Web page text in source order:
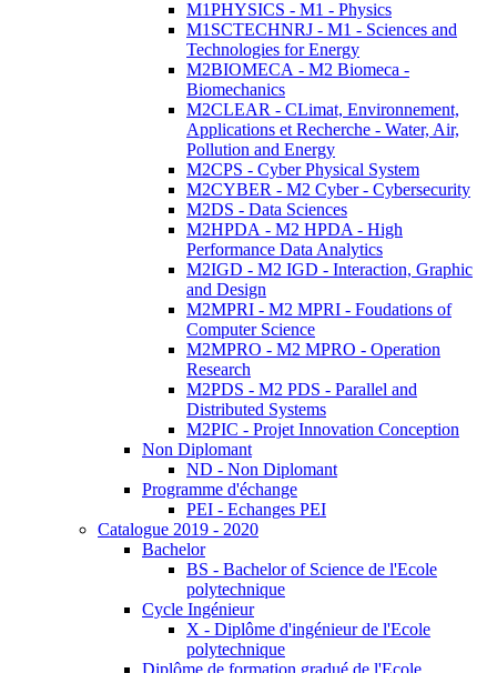
M1PHYSICS - M1 - Physics
M1SCTECHNRJ - M1 - Sciences and
Technologies for Energy
M2BIOMECA - M2 Biomeca -
Biomechanics
M2CLEAR - CLimat, Environnement,
Applications et Recherche - Water, Air,
Pollution and Energy
M2CPS - Cyber Physical System
M2CYBER - M2 Cyber - Cybersecurity
M2DS - Data Sciences
M2HPDA - M2 HPDA - High
Performance Data Analytics
M2IGD - M2 IGD - Interaction, Graphic
and Design
M2MPRI - M2 MPRI - Foudations of
Computer Science
M2MPRO - M2 MPRO - Operation
Research
M2PDS - M2 PDS - Parallel and
Distributed Systems
M2PIC - Projet Innovation Conception
Non Diplomant
ND - Non Diplomant
Programme d'échange
PEI - Echanges PEI
Catalogue 2019 - 2020
Bachelor
BS - Bachelor of Science de l'Ecole
polytechnique
Cycle Ingénieur
X - Diplôme d'ingénieur de l'Ecole
polytechnique
Diplôme de formation gradué de l'Ecole